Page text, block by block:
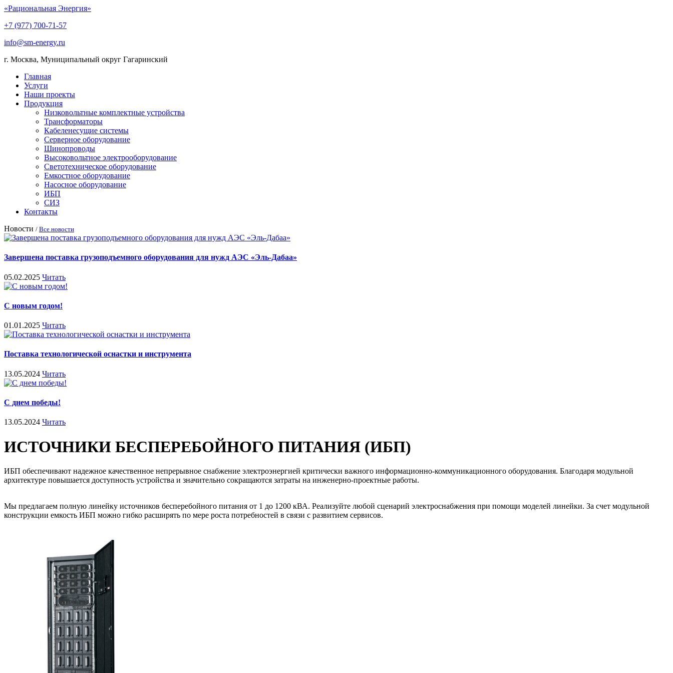
«Рациональная Энергия»
+7 (977) 700-71-57
info@sm-energy.ru
г. Москва, Муниципальный округ Гагаринский
Главная
Услуги
Наши проекты
Продукция
Низковольтные комплектные устройства
Трансформаторы
Кабеленесущие системы
Серверное оборудование
Шинопроводы
Высоковольтное электрооборудование
Светотехническое оборудование
Емкостное оборудование
Насосное оборудование
ИБП
СИЗ
Контакты
Новости / Все новости
Завершена поставка грузоподъемного оборудования для нужд АЭС «Эль-Дабаа»
05.02.2025 Читать
С новым годом!
01.01.2025 Читать
Поставка технологической оснастки и инструмента
13.05.2024 Читать
С днем победы!
13.05.2024 Читать
ИСТОЧНИКИ БЕСПЕРЕБОЙНОГО ПИТАНИЯ (ИБП)
ИБП обеспечивают надежное качественное непрерывное снабжение электроэнергией критически важного информационно-коммуникационного оборудования. Благодаря модульной
архитектуре повышается доступность устройства и значительно сокращаются затраты на инженерно-проектные работы.
Мы предлагаем полную линейку источников бесперебойного питания от 1 до 1200 кВА. Реализуйте любой сценарий электроснабжения при помощи моделей линейки. За счет модульной
конструкции емкость ИБП можно гибко расширять по мере роста потребностей в связи с развитием сервисов.